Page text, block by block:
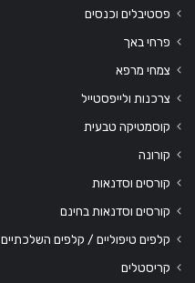
פסטיבלים וכנסים
פרחי באך
צמחי מרפא
צרכנות ולייפסטייל
קוסמטיקה טבעית
קורונה
קורסים וסדנאות
קורסים וסדנאות בחינם
קלפים טיפוליים / קלפים השלכתיים
קריסטלים